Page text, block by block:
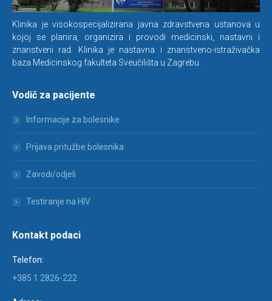
Klinika je visokospecijalizirana javna zdravstvena ustanova u
kojoj se planira, organizira i provodi medicinski, nastavni i
znanstveni rad. Klinika je nastavna i znanstveno-istraživačka
baza Medicinskog fakulteta Sveučilišta u Zagrebu.
Vodič za pacijente
Informacije za bolesnike
Prijava pritužbe bolesnika
Zavodi/odjeli
Testiranje na HIV
Kontakt podaci
Telefon:
+385 1 2826-222